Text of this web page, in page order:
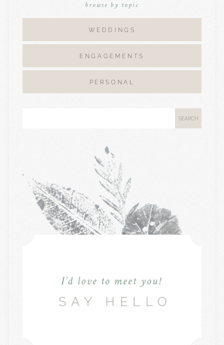
browse by topic
WEDDINGS
ENGAGEMENTS
PERSONAL